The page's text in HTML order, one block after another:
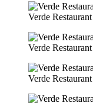
Verde Restaurant
Verde Restaurant
Verde Restaurant